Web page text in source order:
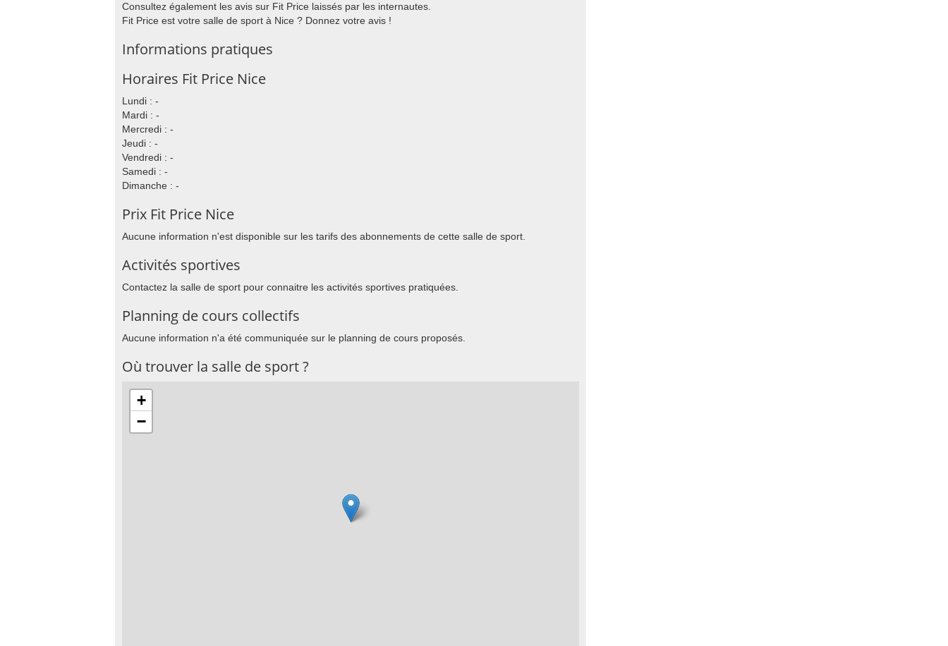
Consultez également les avis sur Fit Price laissés par les internautes.
Fit Price est votre salle de sport à Nice ? Donnez votre avis !
Informations pratiques
Horaires Fit Price Nice
Lundi : -
Mardi : -
Mercredi : -
Jeudi : -
Vendredi : -
Samedi : -
Dimanche : -
Prix Fit Price Nice
Aucune information n'est disponible sur les tarifs des abonnements de cette salle de sport.
Activités sportives
Contactez la salle de sport pour connaitre les activités sportives pratiquées.
Planning de cours collectifs
Aucune information n'a été communiquée sur le planning de cours proposés.
Où trouver la salle de sport ?
+
−